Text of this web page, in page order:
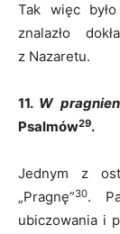
Tak więc
znalazło
z Nazaretu.
11. W
Psalmów29.
Jednym z
„Pragnę”30.
ubiczowania i